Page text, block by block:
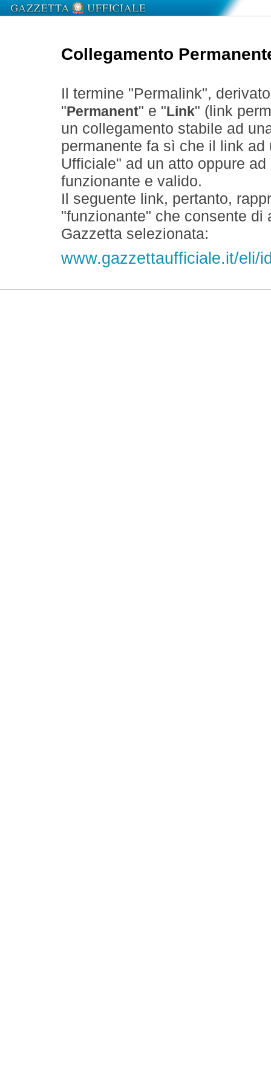
Collegamento
Il termine "Permalink",
" Permanent" e " Link" (link
un collegamento stabile ad
permanente fa sì che il link
Ufficiale" ad un atto oppure
funzionante e valido.
Il seguente link, pertanto,
"funzionante" che consente
Gazzetta selezionata:
www.gazzettaufficiale.it/eli/